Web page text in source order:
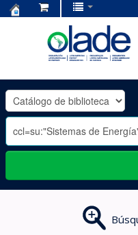
OLADE
-